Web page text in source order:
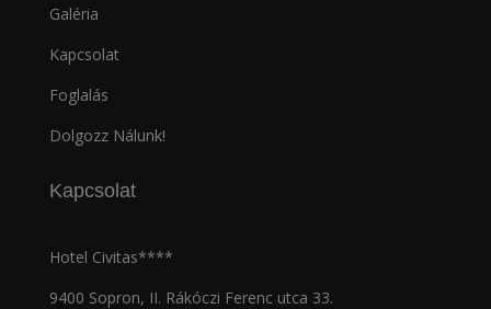
Galéria
Kapcsolat
Foglalás
Dolgozz Nálunk!
Kapcsolat
Hotel Civitas****
9400 Sopron, II. Rákóczi Ferenc utca 33.